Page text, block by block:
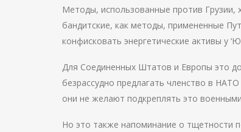
Методы, использованные против Грузии,
бандитские, как методы, примененные
конфисковать энергетические активы у
Для Соединенных Штатов и Европы это
безрассудно предлагать членство в НАТО
они не желают подкреплять это
Но это также напоминание о тщетности